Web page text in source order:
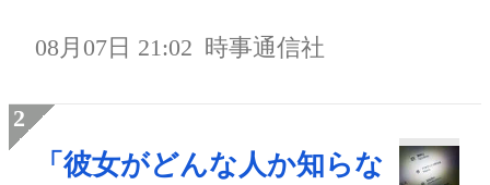
08月07日 21:02 時事通信社
「彼女がどんな人か知らな